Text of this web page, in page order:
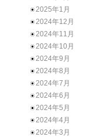
2025年1月
2024年12月
2024年11月
2024年10月
2024年9月
2024年8月
2024年7月
2024年6月
2024年5月
2024年4月
2024年3月